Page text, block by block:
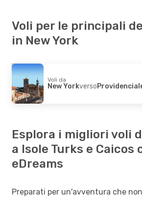
Voli per le principali
in New York
Voli da
New Yorkverso
Esplora i migliori voli
a Isole Turks e Caicos
eDreams
Preparati per un'avventura che